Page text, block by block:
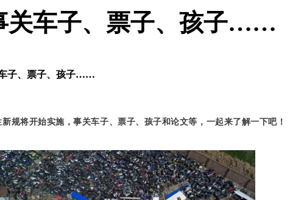
关车子、票子、孩子……
子、票子、孩子……
规将开始实施，事关车子、票子、孩子和论文等，一起来了解一下吧！